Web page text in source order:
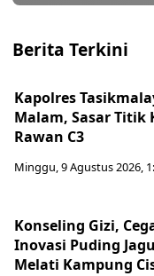
Berita Terkini
Kapolres
Malam, Sasar Titik
Rawan C3
Minggu, 9 Agustus 2026,
Konseling Gizi,
Inovasi Puding
Melati Kampung